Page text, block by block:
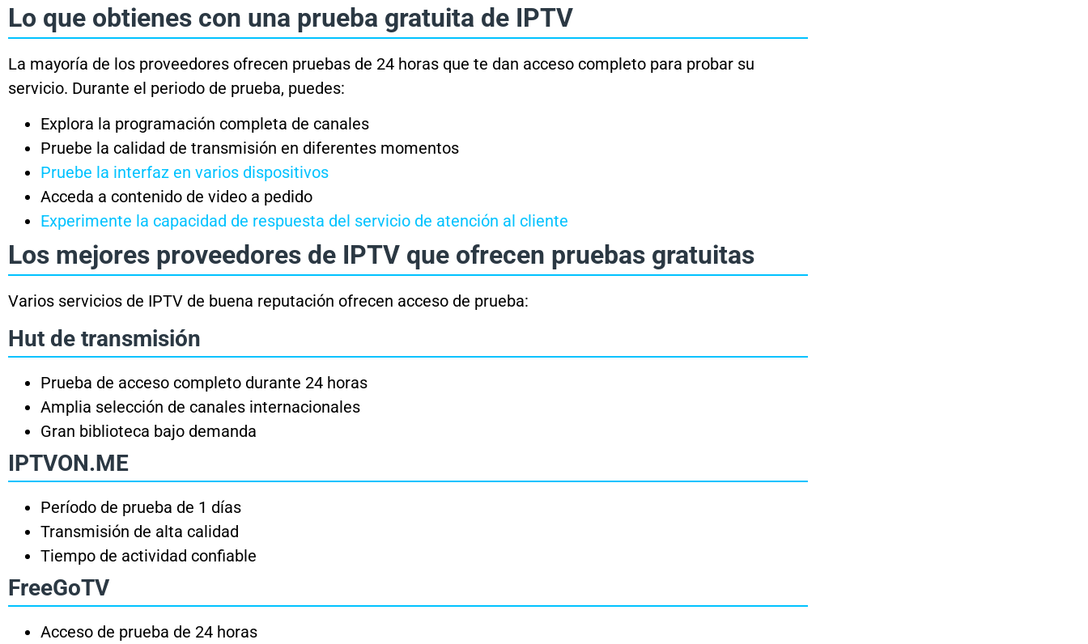
Lo que obtienes con una prueba gratuita de IPTV
La mayoría de los proveedores ofrecen pruebas de 24 horas que te dan acceso completo para probar su
servicio. Durante el periodo de prueba, puedes:
Explora la programación completa de canales
Pruebe la calidad de transmisión en diferentes momentos
Pruebe la interfaz en varios dispositivos
Acceda a contenido de video a pedido
Experimente la capacidad de respuesta del servicio de atención al cliente
Los mejores proveedores de IPTV que ofrecen pruebas gratuitas
Varios servicios de IPTV de buena reputación ofrecen acceso de prueba:
Hut de transmisión
Prueba de acceso completo durante 24 horas
Amplia selección de canales internacionales
Gran biblioteca bajo demanda
IPTVON.ME
Período de prueba de 1 días
Transmisión de alta calidad
Tiempo de actividad confiable
FreeGoTV
Acceso de prueba de 24 horas